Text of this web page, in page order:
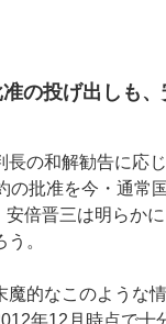
の投げ出しも
の和解勧告に応
の批准を今・通常
安倍晋三は明らか
。
的なこのような
年12月時点で十